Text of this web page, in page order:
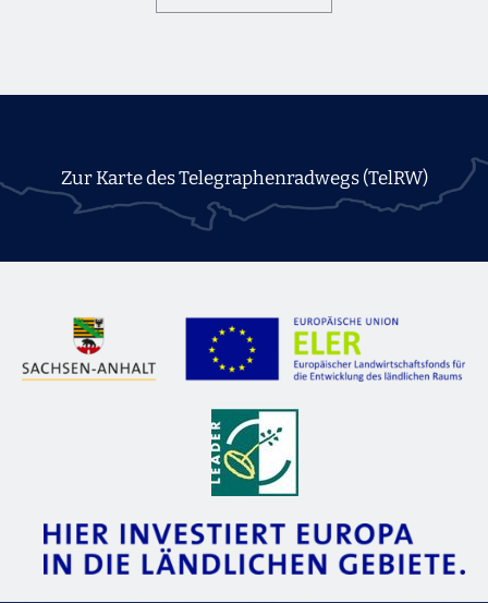
Zur Karte des Telegraphenradwegs (TelRW)